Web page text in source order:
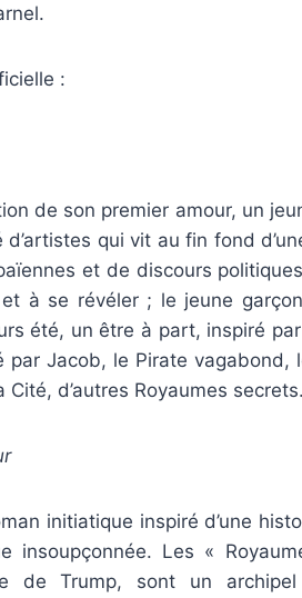
:
de son premier amour, un
d’artistes qui vit au fin fond
et de discours
et à se révéler ; le jeune
été, un être à part, inspiré
par Jacob, le Pirate vagabond,
d’autres Royaumes
initiatique inspiré d’une
insoupçonnée. Les «
de Trump, sont un